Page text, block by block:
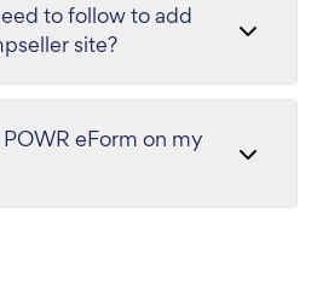
to follow to add
site?
eForm on my